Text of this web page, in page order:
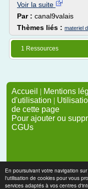
En poursuivant votre navigation
l'utilisation de cookies pour vous
services adaptés à vos centres
Voir la suite
Par : canal9valais
Thèmes liés : materiel
1 Ressources
Accueil | Mentions
d'utilisation |
de cette page
Pour ajouter ou
CGUs